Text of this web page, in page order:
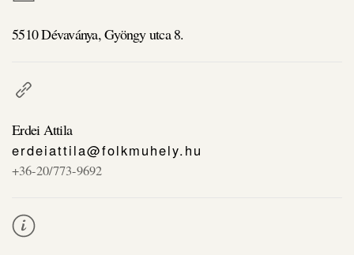
5510 Dévaványa, Gyöngy utca 8.
Erdei Attila
erdeiattila@folkmuhely.hu
+36-20/773-9692